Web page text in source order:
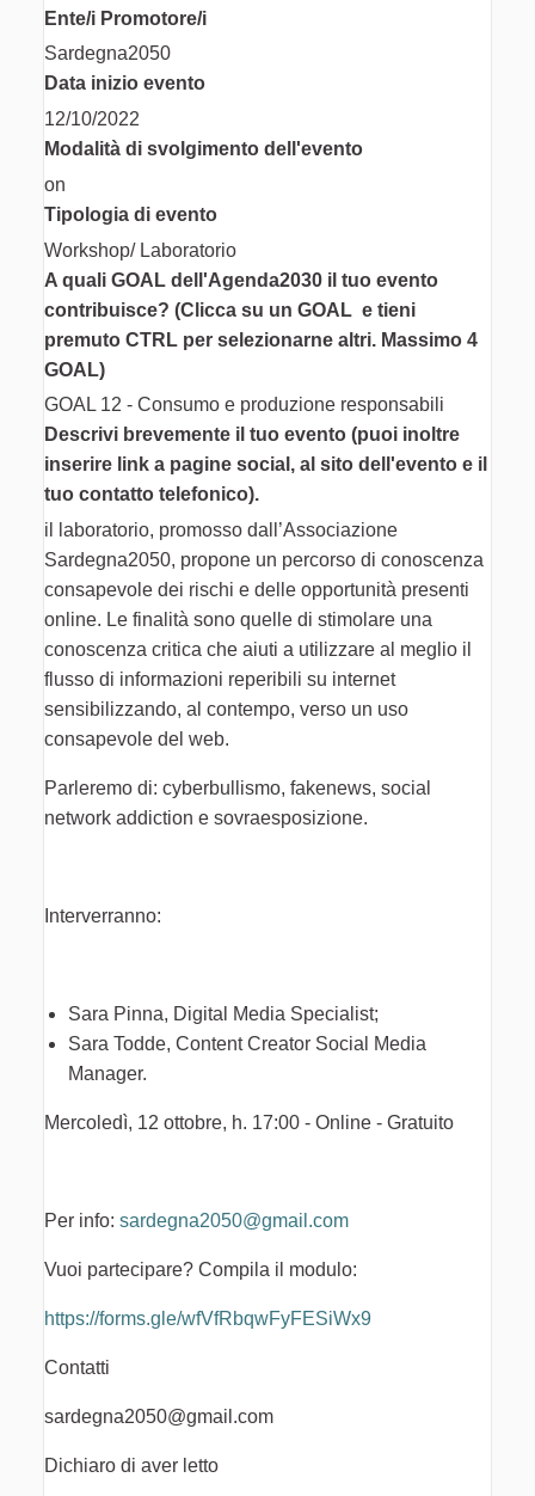
Ente/i Promotore/i
Sardegna2050
Data inizio evento
12/10/2022
Modalità di svolgimento dell'evento
on
Tipologia di evento
Workshop/ Laboratorio
A quali GOAL dell'Agenda2030 il tuo evento
contribuisce? (Clicca su un GOAL e tieni
premuto CTRL per selezionarne altri. Massimo 4
GOAL)
GOAL 12 - Consumo e produzione responsabili
Descrivi brevemente il tuo evento (puoi inoltre
inserire link a pagine social, al sito dell'evento e il
tuo contatto telefonico).
il laboratorio, promosso dall’Associazione
Sardegna2050, propone un percorso di conoscenza
consapevole dei rischi e delle opportunità presenti
online. Le finalità sono quelle di stimolare una
conoscenza critica che aiuti a utilizzare al meglio il
flusso di informazioni reperibili su internet
sensibilizzando, al contempo, verso un uso
consapevole del web.
Parleremo di: cyberbullismo, fakenews, social
network addiction e sovraesposizione.
Interverranno:
Sara Pinna, Digital Media Specialist;
Sara Todde, Content Creator Social Media
Manager.
Mercoledì, 12 ottobre, h. 17:00 - Online - Gratuito
Per info: sardegna2050@gmail.com
Vuoi partecipare? Compila il modulo:
https://forms.gle/wfVfRbqwFyFESiWx9
Contatti
sardegna2050@gmail.com
Dichiaro di aver letto